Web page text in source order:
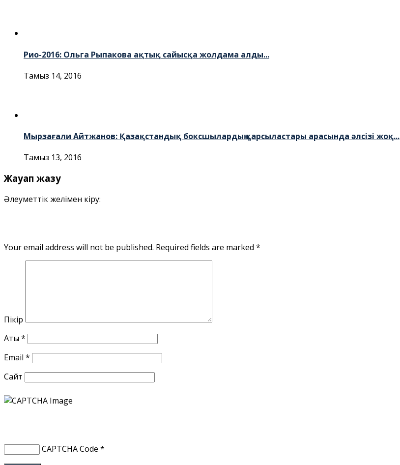
Рио-2016: Ольга Рыпакова ақтық сайысқа жолдама алды...
Тамыз 14, 2016
Мырзағали Айтжанов: Қазақстандық боксшылардың қарсыластары арасында әлсізі жоқ...
Тамыз 13, 2016
Жауап жазу
Әлеуметтік желімен кіру:
Your email address will not be published. Required fields are marked *
Пікір
Аты *
Email *
Сайт
CAPTCHA Code *